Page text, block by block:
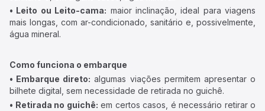
• Leito ou Leito-cama: maior inclinação, ideal para viagens
mais longas, com ar-condicionado, sanitário e, possivelmente,
água mineral.
Como funciona o embarque
• Embarque direto: algumas viações permitem apresentar o
bilhete digital, sem necessidade de retirada no guichê.
• Retirada no guichê: em certos casos, é necessário retirar o